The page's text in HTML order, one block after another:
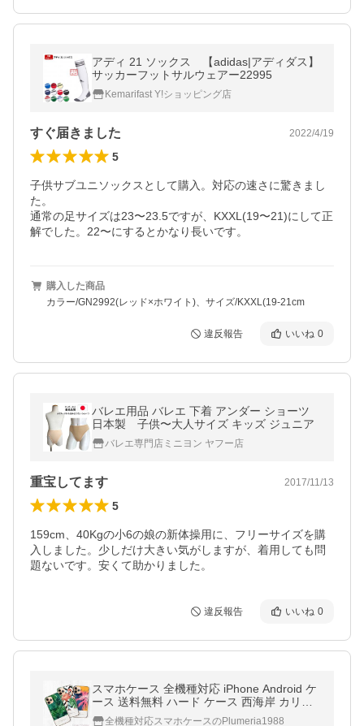
アディ 21 ソックス 【adidas|アディダス】
サッカーフットサルウェアー22995
Kemarifast Y!ショッピング店
すぐ届きました 2022/4/19
5
子供サブユニソックスとして購入。対応の速さに驚きまし
た。
通常の足サイズは23〜23.5ですが、KXXL(19〜21)にして正
解でした。22〜にするとかなり長いです。
購入した商品
カラー/GN2992(レッド×ホワイト)、サイズ/KXXL(19-21cm
違反報告 いいね 0
バレエ用品 バレエ 下着 アンダー ショーツ
日本製 子供〜大人サイズ キッズ ジュニア
バレエ専門店ミニヨン ヤフー店
重宝してます 2017/11/13
5
159cm、40Kgの小6の娘の新体操用に、フリーサイズを購
入しました。少しだけ大きい気がしますが、着用しても問
題ないです。安くて助かりました。
違反報告 いいね 0
スマホケース 全機種対応 iPhone Android ケ
ース 送料無料 ハード ケース 西海岸 カリフ
ォルニアスタイル アロハ ハワイ フラミンゴ
全機種対応スマホケースのPlumeria1988